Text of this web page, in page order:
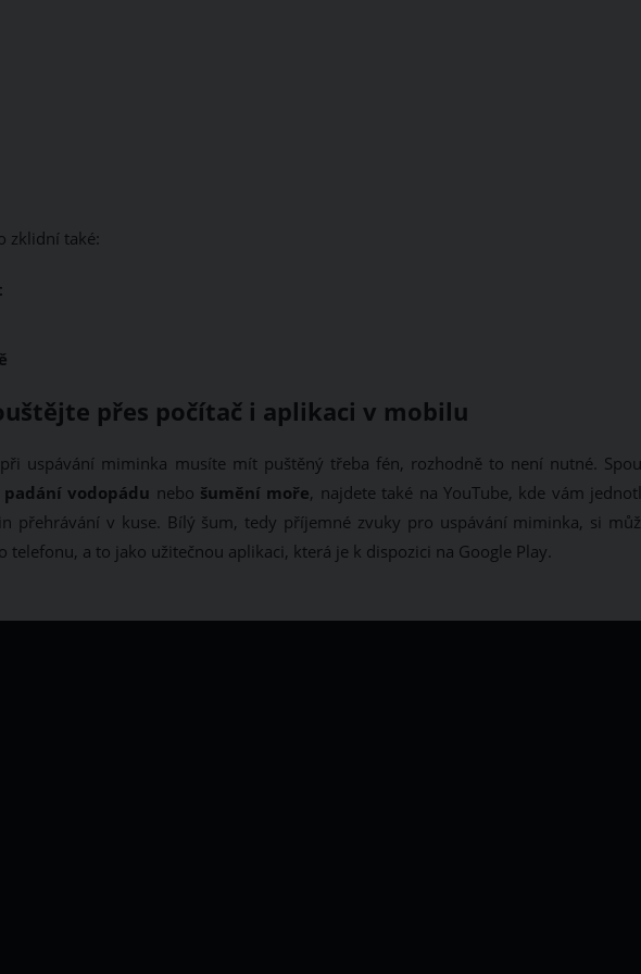
zklidní také:
přes počítač i aplikaci v mobilu
uspávání miminka musíte mít puštěný třeba fén, rozhodně to není nutné.
padání vodopádu nebo šumění moře, najdete také na YouTube, kde vám
přehrávání v kuse. Bílý šum, tedy příjemné zvuky pro uspávání miminka, si
a to jako užitečnou aplikaci, která je k dispozici na Google Play.